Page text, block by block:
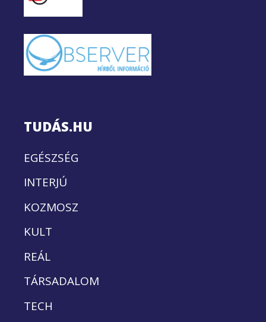
TUDÁS.HU
EGÉSZSÉG
INTERJÚ
KOZMOSZ
KULT
REÁL
TÁRSADALOM
TECH